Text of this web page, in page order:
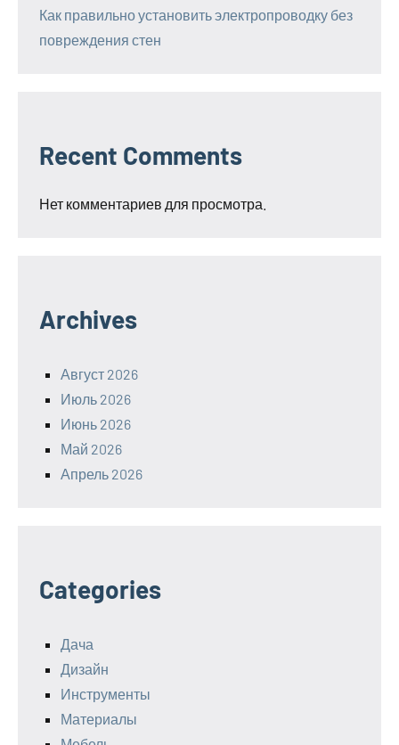
Как правильно установить электропроводку без
повреждения стен
Recent Comments
Нет комментариев для просмотра.
Archives
Август 2026
Июль 2026
Июнь 2026
Май 2026
Апрель 2026
Categories
Дача
Дизайн
Инструменты
Материалы